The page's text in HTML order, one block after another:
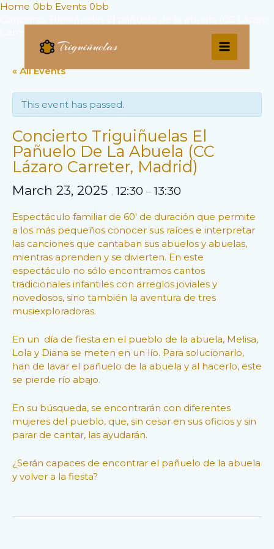
Skip
MAIN
Home
Events
« All Events
This event has passed.
Concierto Triguiñuelas El
Pañuelo De La Abuela (CC
Lázaro Carreter, Madrid)
March 23, 2025 , 12:30 – 13:30
Espectáculo familiar de 60′ de duración que permite
a los más pequeños conocer sus raíces e interpretar
las canciones que cantaban sus abuelos y abuelas,
mientras aprenden y se divierten. En este
espectáculo no sólo encontramos cantos
tradicionales infantiles con arreglos joviales y
novedosos, sino también la aventura de tres
musiexploradoras.
En un día de fiesta en el pueblo de la abuela, Melisa,
Lola y Diana se meten en un lío. Para solucionarlo,
han de lavar el pañuelo de la abuela y al hacerlo, este
se pierde río abajo.
En su búsqueda, se encontrarán con diferentes
mujeres del pueblo, que, sin cesar en sus oficios y sin
parar de cantar, las ayudarán.
¿Serán capaces de encontrar el pañuelo de la abuela
y volver a la fiesta?